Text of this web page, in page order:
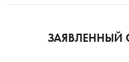
ЗАЯВЛЕННЫЙ